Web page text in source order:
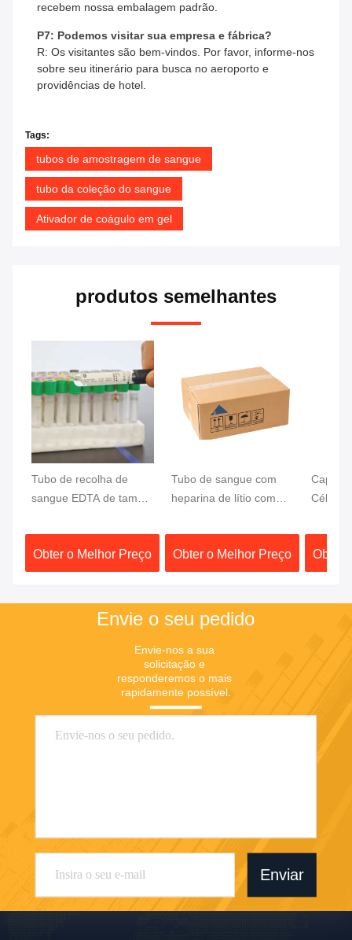
recebem nossa embalagem padrão.
P7: Podemos visitar sua empresa e fábrica?
R: Os visitantes são bem-vindos. Por favor, informe-nos
sobre seu itinerário para busca no aeroporto e
providências de hotel.
Tags:
tubos de amostragem de sangue
tubo da coleção do sangue
Ativador de coágulo em gel
produtos semelhantes
Tubo de recolha de
sangue EDTA de tampa
glicose 13x75 mm
Amostra de sangue
Obter o Melhor Preço
Tubo de sangue com
heparina de lítio com
de separação rápida
Ativador de coágulo
Separador de gel
Obter o Melhor Preço
Capela
Células
Vácuo
Roxo
Obter
Envie o seu pedido
Envie-nos a sua
solicitação e
responderemos o mais
rapidamente possível.
Enviar